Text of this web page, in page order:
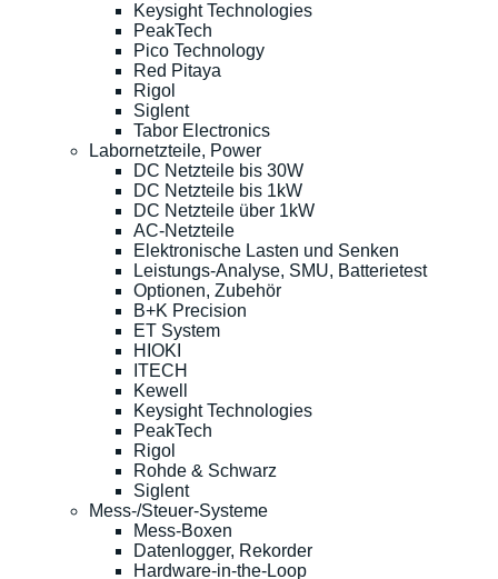
Keysight Technologies
PeakTech
Pico Technology
Red Pitaya
Rigol
Siglent
Tabor Electronics
Labornetzteile, Power
DC Netzteile bis 30W
DC Netzteile bis 1kW
DC Netzteile über 1kW
AC-Netzteile
Elektronische Lasten und Senken
Leistungs-Analyse, SMU, Batterietest
Optionen, Zubehör
B+K Precision
ET System
HIOKI
ITECH
Kewell
Keysight Technologies
PeakTech
Rigol
Rohde & Schwarz
Siglent
Mess-/Steuer-Systeme
Mess-Boxen
Datenlogger, Rekorder
Hardware-in-the-Loop